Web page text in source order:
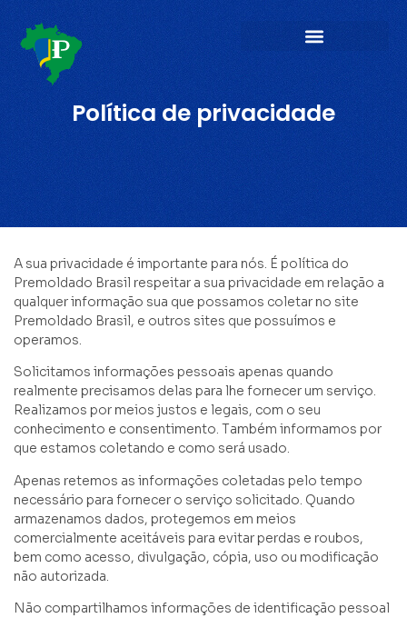
Política de privacidade
A sua privacidade é importante para nós. É política do
Premoldado Brasil respeitar a sua privacidade em relação a
qualquer informação sua que possamos coletar no site
Premoldado Brasil, e outros sites que possuímos e
operamos.
Solicitamos informações pessoais apenas quando
realmente precisamos delas para lhe fornecer um serviço.
Realizamos por meios justos e legais, com o seu
conhecimento e consentimento. Também informamos por
que estamos coletando e como será usado.
Apenas retemos as informações coletadas pelo tempo
necessário para fornecer o serviço solicitado. Quando
armazenamos dados, protegemos em meios
comercialmente aceitáveis para evitar perdas e roubos,
bem como acesso, divulgação, cópia, uso ou modificação
não autorizada.
Não compartilhamos informações de identificação pessoal